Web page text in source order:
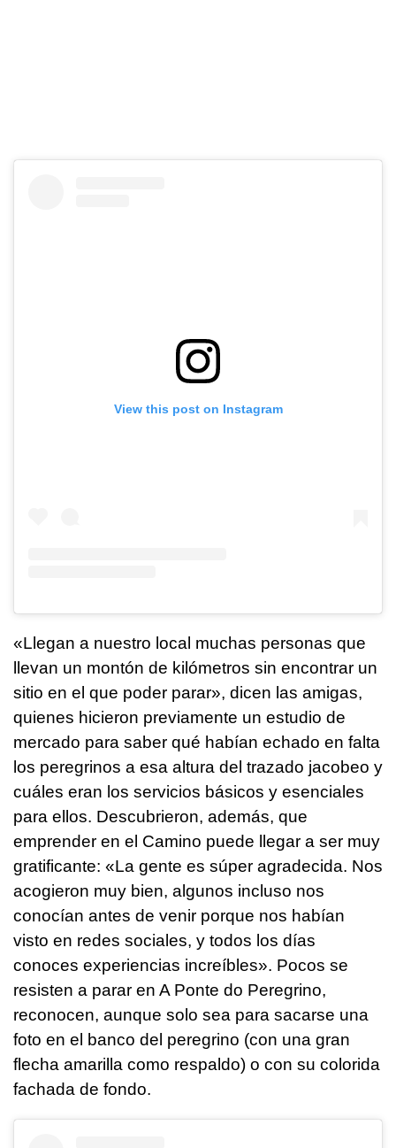
View this post on Instagram
«Llegan a nuestro local muchas personas que
llevan un montón de kilómetros sin encontrar un
sitio en el que poder parar», dicen las amigas,
quienes hicieron previamente un estudio de
mercado para saber qué habían echado en falta
los peregrinos a esa altura del trazado jacobeo y
cuáles eran los servicios básicos y esenciales
para ellos. Descubrieron, además, que
emprender en el Camino puede llegar a ser muy
gratificante: «La gente es súper agradecida. Nos
acogieron muy bien, algunos incluso nos
conocían antes de venir porque nos habían
visto en redes sociales, y todos los días
conoces experiencias increíbles». Pocos se
resisten a parar en A Ponte do Peregrino,
reconocen, aunque solo sea para sacarse una
foto en el banco del peregrino (con una gran
flecha amarilla como respaldo) o con su colorida
fachada de fondo.